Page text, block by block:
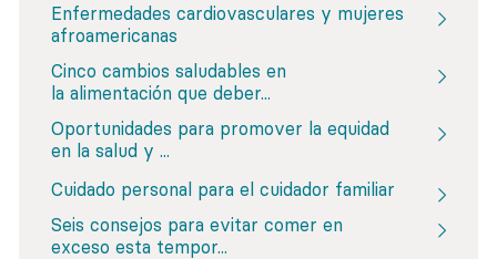
Enfermedades cardiovasculares y mujeres
afroamericanas
Cinco cambios saludables en
la alimentación que deber...
Oportunidades para promover la equidad
en la salud y ...
Cuidado personal para el cuidador familiar
Seis consejos para evitar comer en
exceso esta tempor...